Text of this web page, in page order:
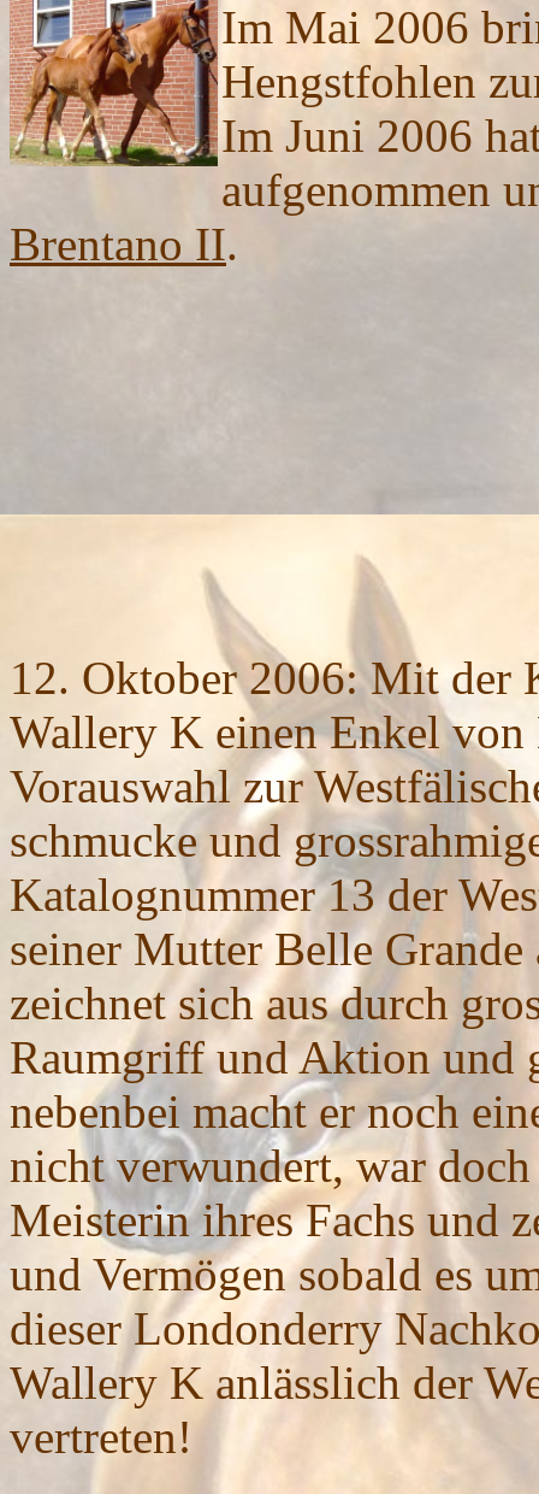
Im Mai 2006
Hengstfohlen
Im Juni 2006
aufgenommen
Brentano II.
12. Oktober 2006: Mit der
Wallery K einen Enkel
Vorauswahl zur
schmucke und
Katalognummer 13 der
seiner Mutter Belle
zeichnet sich aus durch
Raumgriff und Aktion und
nebenbei macht er noch
nicht verwundert, war
Meisterin ihres Fachs und
und Vermögen sobald es
dieser Londonderry
Wallery K anlässlich der
vertreten!